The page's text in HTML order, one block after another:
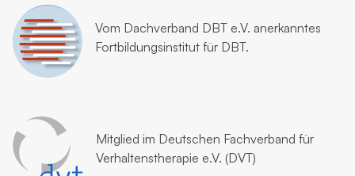
Vom Dachverband DBT e.V. anerkanntes
Fortbildungsinstitut für DBT.
Mitglied im Deutschen Fachverband für
Verhaltenstherapie e.V. (DVT)